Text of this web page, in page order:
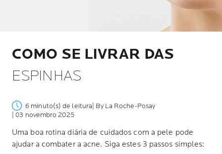
COMO SE LIVRAR DAS
ESPINHAS
6 minuto(s) de leitura | By La Roche-Posay
| 03 novembro 2025
Uma boa rotina diária de cuidados com a pele pode
ajudar a combater a acne. Siga estes 3 passos simples: